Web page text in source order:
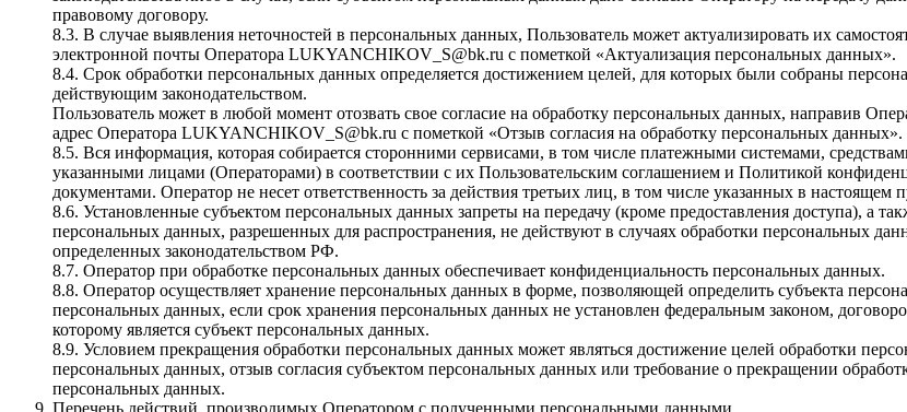
правовому договору.
8.3. В случае выявления неточностей в персональных данных, Пользователь может актуализировать их
электронной почты Оператора LUKYANCHIKOV_S@bk.ru с пометкой «Актуализация персональных данных».
8.4. Срок обработки персональных данных определяется достижением целей, для которых были собраны
действующим законодательством.
Пользователь может в любой момент отозвать свое согласие на обработку персональных данных, направив
адрес Оператора LUKYANCHIKOV_S@bk.ru с пометкой «Отзыв согласия на обработку персональных данных».
8.5. Вся информация, которая собирается сторонними сервисами, в том числе платежными системами,
указанными лицами (Операторами) в соответствии с их Пользовательским соглашением и Политикой
документами. Оператор не несет ответственность за действия третьих лиц, в том числе указанных в настоящем
8.6. Установленные субъектом персональных данных запреты на передачу (кроме предоставления доступа), а
персональных данных, разрешенных для распространения, не действуют в случаях обработки персональных
определенных законодательством РФ.
8.7. Оператор при обработке персональных данных обеспечивает конфиденциальность персональных данных.
8.8. Оператор осуществляет хранение персональных данных в форме, позволяющей определить субъекта
персональных данных, если срок хранения персональных данных не установлен федеральным законом,
которому является субъект персональных данных.
8.9. Условием прекращения обработки персональных данных может являться достижение целей обработки
персональных данных, отзыв согласия субъектом персональных данных или требование о прекращении
персональных данных.
Перечень действий, производимых Оператором с полученными персональными данными